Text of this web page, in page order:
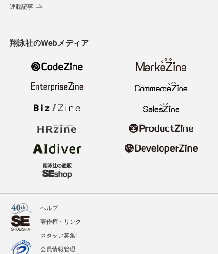
連載記事
翔泳社のWebメディア
ヘルプ
著作権・リンク
スタッフ募集!
会員情報管理